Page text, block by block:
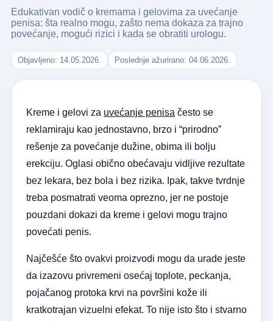
Edukativan vodič o kremama i gelovima za uvećanje
penisa: šta realno mogu, zašto nema dokaza za trajno
povećanje, mogući rizici i kada se obratiti urologu.
Objavljeno: 14.05.2026. Poslednje ažurirano: 04.06.2026.
Kreme i gelovi za uvećanje penisa često se
reklamiraju kao jednostavno, brzo i “prirodno”
rešenje za povećanje dužine, obima ili bolju
erekciju. Oglasi obično obećavaju vidljive rezultate
bez lekara, bez bola i bez rizika. Ipak, takve tvrdnje
treba posmatrati veoma oprezno, jer ne postoje
pouzdani dokazi da kreme i gelovi mogu trajno
povećati penis.
Najčešće što ovakvi proizvodi mogu da urade jeste
da izazovu privremeni osećaj toplote, peckanja,
pojačanog protoka krvi na površini kože ili
kratkotrajan vizuelni efekat. To nije isto što i stvarno